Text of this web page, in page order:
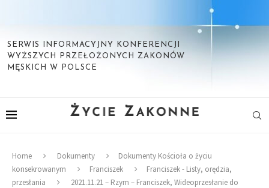
SERWIS INFORMACYJNY KONFERENCJI
WYŻSZYCH PRZEŁOŻONYCH ZAKONÓW
MĘSKICH W POLSCE
Home Dokumenty
Dokumenty Kościoła o życiu
konsekrowanym
Franciszek
Franciszek - Listy, orędzia,
przesłania
2021.11.21 – Rzym – Franciszek, Wideoprzesłanie do